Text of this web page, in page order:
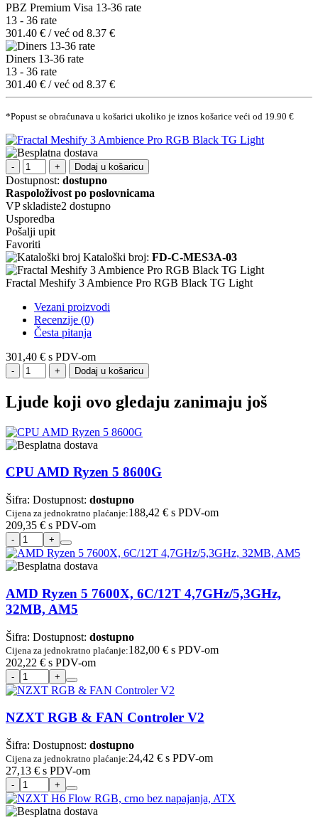
PBZ Premium Visa 13-36 rate
13 - 36 rate
301.40 € / već od 8.37 €
Diners 13-36 rate
13 - 36 rate
301.40 € / već od 8.37 €
*Popust se obraćunava u košarici ukoliko je iznos košarice veći od 19.90 €
Dodaj u košaricu
Dostupnost: dostupno
Raspoloživost po poslovnicama
VP skladiste2 dostupno
Usporedba
Pošalji upit
Favoriti
Kataloški broj: FD-C-MES3A-03
Fractal Meshify 3 Ambience Pro RGB Black TG Light
Vezani proizvodi
Recenzije (0)
Česta pitanja
301,40 € s PDV-om
Dodaj u košaricu
Ljude koji ovo gledaju zanimaju još
CPU AMD Ryzen 5 8600G
Šifra: Dostupnost: dostupno
Cijena za jednokratno plaćanje:188,42 € s PDV-om
209,35 € s PDV-om
AMD Ryzen 5 7600X, 6C/12T 4,7GHz/5,3GHz,
32MB, AM5
Šifra: Dostupnost: dostupno
Cijena za jednokratno plaćanje:182,00 € s PDV-om
202,22 € s PDV-om
NZXT RGB & FAN Controler V2
Šifra: Dostupnost: dostupno
Cijena za jednokratno plaćanje:24,42 € s PDV-om
27,13 € s PDV-om